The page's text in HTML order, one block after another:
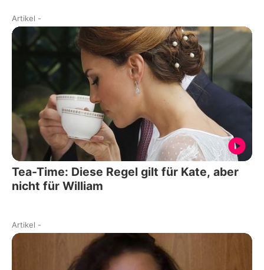
Artikel -
Tea-Time: Diese Regel gilt für Kate, aber
nicht für William
Artikel -